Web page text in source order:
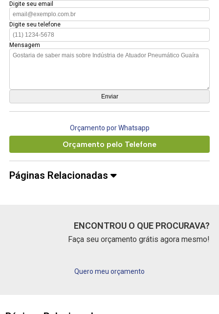
Digite seu email
Digite seu telefone
Mensagem
Orçamento por Whatsapp
Orçamento pelo Telefone
Páginas Relacionadas
ENCONTROU O QUE PROCURAVA?
Faça seu orçamento grátis agora mesmo!
Quero meu orçamento